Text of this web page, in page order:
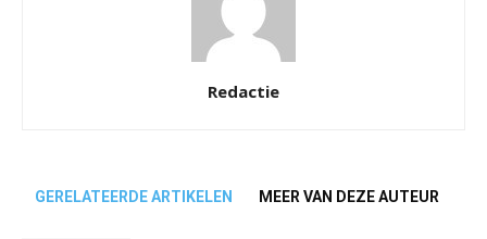
Redactie
GERELATEERDE ARTIKELEN MEER VAN DEZE AUTEUR